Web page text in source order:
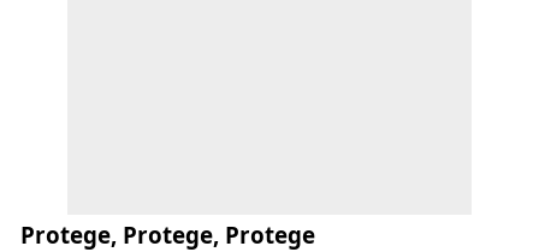
Protege, Protege, Protege